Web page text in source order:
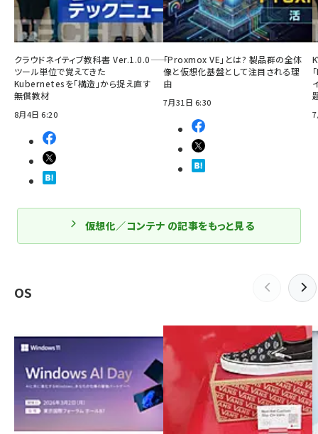
クラウドネイティブ教科書 Ver.1.0.0――
ツール単位で覚えてきた
Kubernetesを「構造」から捉え直す
無償教材
8月4日 6:20
「Proxmox VE」とは? 製品群の全体
像と仮想化基盤として注目される理
由
7月31日 6:30
仮想化／コンテナ の記事をもっと見る
OS